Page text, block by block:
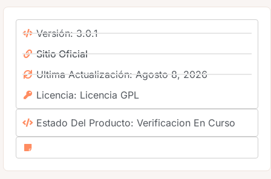
Versión: 3.0.1
Sitio Oficial
Ultima Actualización: Agosto 8, 2026
Licencia: Licencia GPL
Estado Del Producto: Verificacion En Curso